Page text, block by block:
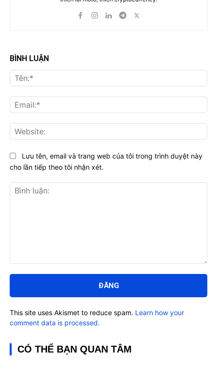
BÌNH LUẬN
luận:
Lưu tên, email và trang web của tôi trong trình duyệt này
cho lần tiếp theo tôi nhận xét.
This site uses Akismet to reduce spam. Learn how your
comment data is processed.
CÓ THỂ BẠN QUAN TÂM